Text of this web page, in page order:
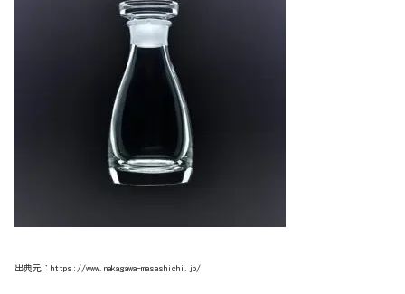
出典元：https://www.nakagawa-masashichi.jp/